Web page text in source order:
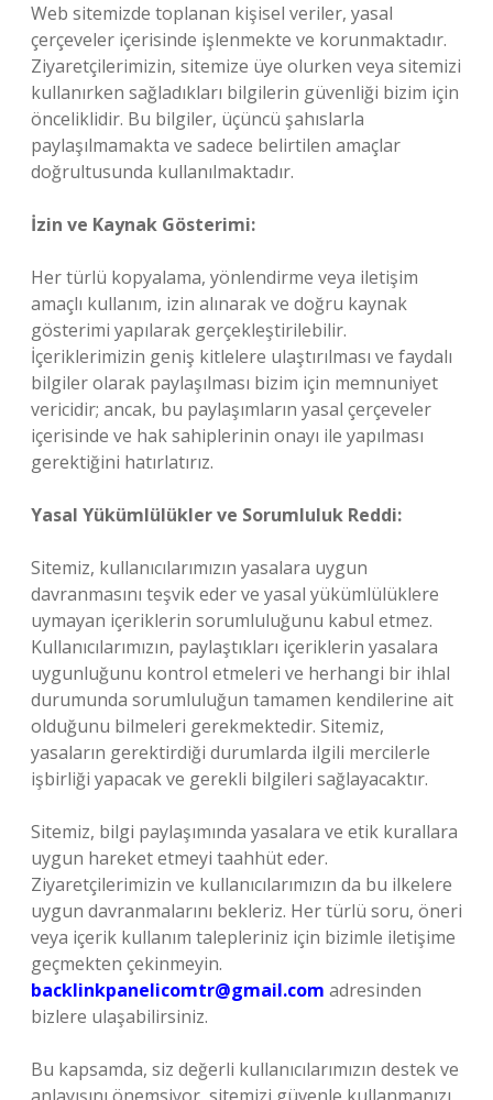
Web sitemizde toplanan kişisel veriler, yasal
çerçeveler içerisinde işlenmekte ve korunmaktadır.
Ziyaretçilerimizin, sitemize üye olurken veya sitemizi
kullanırken sağladıkları bilgilerin güvenliği bizim için
önceliklidir. Bu bilgiler, üçüncü şahıslarla
paylaşılmamakta ve sadece belirtilen amaçlar
doğrultusunda kullanılmaktadır.
İzin ve Kaynak Gösterimi:
Her türlü kopyalama, yönlendirme veya iletişim
amaçlı kullanım, izin alınarak ve doğru kaynak
gösterimi yapılarak gerçekleştirilebilir.
İçeriklerimizin geniş kitlelere ulaştırılması ve faydalı
bilgiler olarak paylaşılması bizim için memnuniyet
vericidir; ancak, bu paylaşımların yasal çerçeveler
içerisinde ve hak sahiplerinin onayı ile yapılması
gerektiğini hatırlatırız.
Yasal Yükümlülükler ve Sorumluluk Reddi:
Sitemiz, kullanıcılarımızın yasalara uygun
davranmasını teşvik eder ve yasal yükümlülüklere
uymayan içeriklerin sorumluluğunu kabul etmez.
Kullanıcılarımızın, paylaştıkları içeriklerin yasalara
uygunluğunu kontrol etmeleri ve herhangi bir ihlal
durumunda sorumluluğun tamamen kendilerine ait
olduğunu bilmeleri gerekmektedir. Sitemiz,
yasaların gerektirdiği durumlarda ilgili mercilerle
işbirliği yapacak ve gerekli bilgileri sağlayacaktır.
Sitemiz, bilgi paylaşımında yasalara ve etik kurallara
uygun hareket etmeyi taahhüt eder.
Ziyaretçilerimizin ve kullanıcılarımızın da bu ilkelere
uygun davranmalarını bekleriz. Her türlü soru, öneri
veya içerik kullanım talepleriniz için bizimle iletişime
geçmekten çekinmeyin.
backlinkpanelicomtr@gmail.com adresinden
bizlere ulaşabilirsiniz.
Bu kapsamda, siz değerli kullanıcılarımızın destek ve